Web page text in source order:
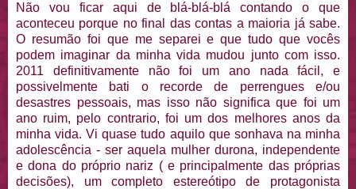
Não vou ficar aqui de blá-blá-blá contando o que
aconteceu porque no final das contas a maioria já sabe.
O resumão foi que me separei e que tudo que vocês
podem imaginar da minha vida mudou junto com isso.
2011 definitivamente não foi um ano nada fácil, e
possivelmente bati o recorde de perrengues e/ou
desastres pessoais, mas isso não significa que foi um
ano ruim, pelo contrario, foi um dos melhores anos da
minha vida. Vi quase tudo aquilo que sonhava na minha
adolescência - ser aquela mulher durona, independente
e dona do próprio nariz ( e principalmente das próprias
decisões), um completo estereótipo de protagonista